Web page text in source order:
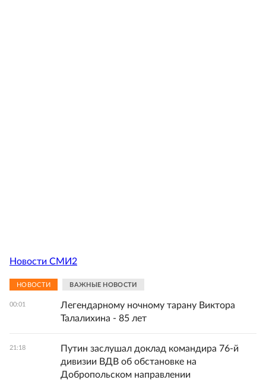
Новости СМИ2
НОВОСТИ ВАЖНЫЕ НОВОСТИ
00:01
Легендарному ночному тарану Виктора
Талалихина - 85 лет
21:18
Путин заслушал доклад командира 76-й
дивизии ВДВ об обстановке на
Добропольском направлении